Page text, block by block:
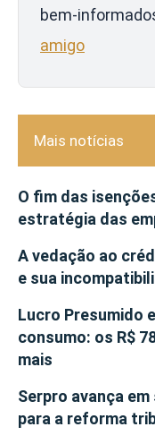
bem-
amigo
Mais notícias
O fim das
estratégia das
A vedação ao
e sua
Lucro Presumido
consumo: os R$
mais
Serpro avança
para a reforma